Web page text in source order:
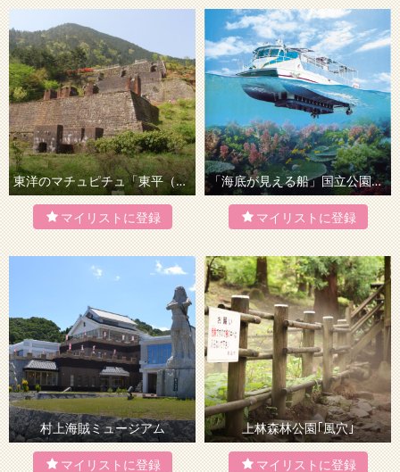
東洋のマチュピチュ「東平（とうなる）」 「海底が見える船」国立公園を巡るクルーズ！
村上海賊ミュージアム 上林森林公園｢風穴｣